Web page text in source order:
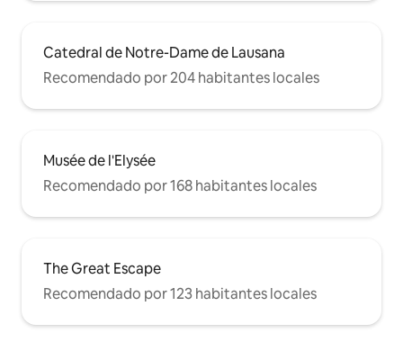
Catedral de Notre-Dame de Lausana
Recomendado por 204 habitantes locales
Musée de l'Elysée
Recomendado por 168 habitantes locales
The Great Escape
Recomendado por 123 habitantes locales